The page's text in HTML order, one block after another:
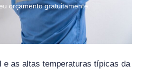
orçamento gratuitamente.
e as altas temperaturas típicas da